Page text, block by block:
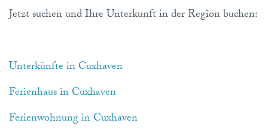
Jetzt suchen und Ihre Unterkunft in der Region buchen:
Unterkünfte in Cuxhaven
Ferienhaus in Cuxhaven
Ferienwohnung in Cuxhaven